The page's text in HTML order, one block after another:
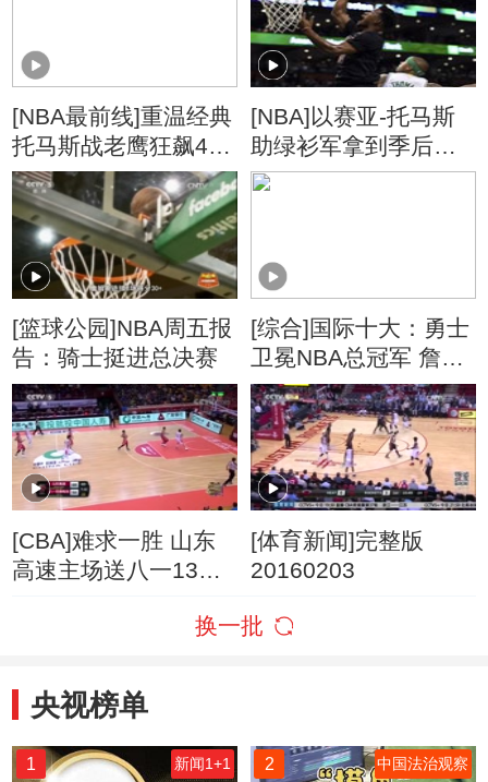
[NBA最前线]重温经典
托马斯战老鹰狂飙42
分
[NBA]以赛亚-托马斯
助绿衫军拿到季后赛
赛点
[篮球公园]NBA周五报
告：骑士挺进总决赛
[综合]国际十大：勇士
卫冕NBA总冠军 詹姆
斯转投湖人改写格局
[CBA]难求一胜 山东
高速主场送八一13连
[体育新闻]完整版
20160203
换一批
央视榜单
1 新闻1+1 2 中国法治观察